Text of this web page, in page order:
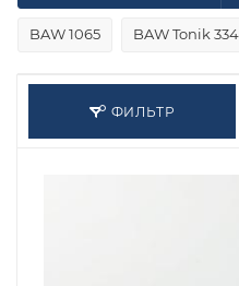
BAW 1065 BAW Tonik
ФИЛЬТР